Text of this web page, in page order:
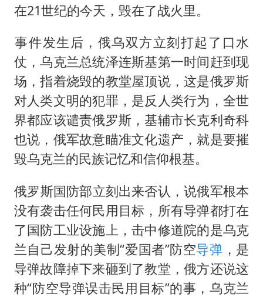
在21世纪的今天，毁在了战火里。
​事件发生后，俄乌双方立刻打起了口水
仗，乌克兰总统泽连斯基第一时间赶到现
场，指着烧毁的教堂屋顶说，这是俄罗斯
对人类文明的犯罪，是反人类行为，全世
界都应该谴责俄罗斯，基辅市长克利奇科
也说，俄军故意瞄准文化遗产，就是要摧
毁乌克兰的民族记忆和信仰根基。
​俄罗斯国防部立刻出来否认，说俄军根本
没有袭击任何民用目标，所有导弹都打在
了国防工业设施上，击中修道院的是乌克
兰自己发射的美制“爱国者”防空导弹 ，是
导弹故障掉下来砸到了教堂，俄方还说这
种“防空导弹误击民用目标”的事，乌克兰